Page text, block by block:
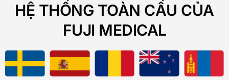
HỆ THỐNG TOÀN CẦU CỦA
FUJI MEDICAL